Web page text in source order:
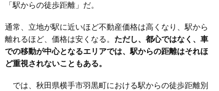
十文字町西原二
31 十文字町仁井田 5.2万円 528万円 0.2%
婦気大堤
33 静町
35 十文字町梨木 4.6万円 466万円 -2.1%
「駅からの徒歩距離」だ。
通常、立地が駅に近いほど不動産価格は高くなり、駅から
離れるほど、価格は安くなる。 ただし、都心ではなく、車
での移動が中心となるエリアでは、駅からの距離はそれほ
ど重視されないこともある。
では、秋田県横手市羽黒町における駅からの徒歩距離別